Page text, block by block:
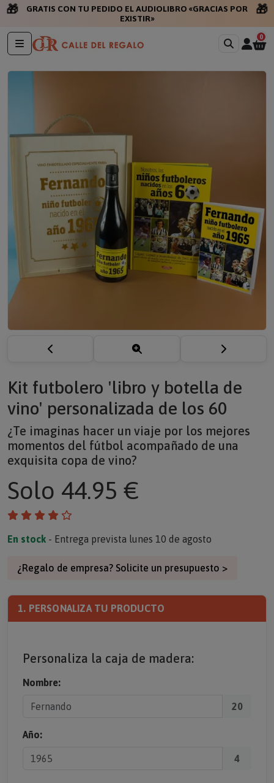
🎁
GRATIS CON TU PEDIDO EL AUDIOLIBRO «GRACIAS POR
EXISTIR»
🎁
0
Kit futbolero 'libro y botella de
vino' personalizada de los 60
¿Te imaginas hacer un viaje por los mejores
momentos del fútbol acompañado de una
exquisita copa de vino?
Solo 44.95 €
En stock - Entrega prevista lunes 10 de agosto
¿Regalo de empresa? Solicite un presupuesto >
1. PERSONALIZA TU PRODUCTO
Personaliza la caja de madera:
Nombre:
20
Año:
4